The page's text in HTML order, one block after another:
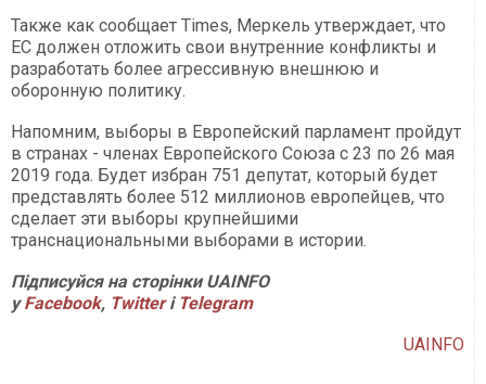
Также как сообщает Times, Меркель утверждает, что
ЕС должен отложить свои внутренние конфликты и
разработать более агрессивную внешнюю и
оборонную политику.
Напомним, выборы в Европейский парламент пройдут
в странах - членах Европейского Союза с 23 по 26 мая
2019 года. Будет избран 751 депутат, который будет
представлять более 512 миллионов европейцев, что
сделает эти выборы крупнейшими
транснациональными выборами в истории.
Підписуйся на сторінки UAINFO
уFacebook, Twitter і Telegram
UAINFO